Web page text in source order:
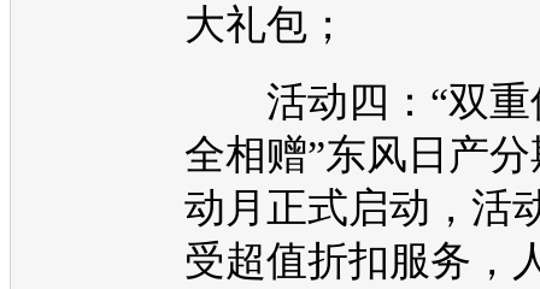
大礼包；
活动四：“双重
全相赠”东风日产分
动月正式启动，活
受超值折扣服务，